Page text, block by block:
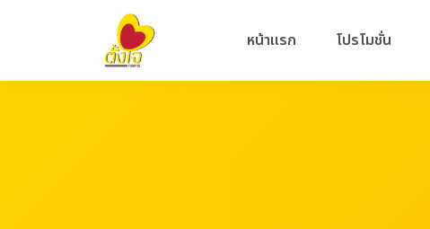
หน้าแรก โปรโมชั่น